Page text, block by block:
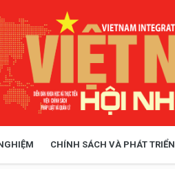
CHÍNH SÁCH VÀ PHÁT TRIỂN